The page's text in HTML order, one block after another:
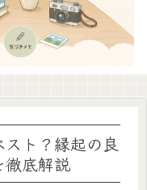
ト？縁起の良
徹底解説